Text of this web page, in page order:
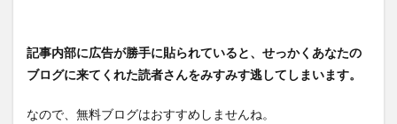
記事内部に広告が勝手に貼られていると、せっかくあなたの
ブログに来てくれた読者さんをみすみす逃してしまいます。
なので、無料ブログはおすすめしませんね。